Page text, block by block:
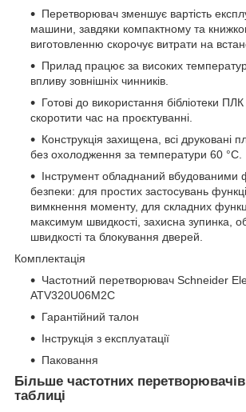
Перетворювач зменшує вартість
машини, завдяки компактному та
виготовленню скорочує витрати на
Прилад працює за високих
впливу зовнішніх чинників.
Готові до використання бібліотеки
скоротити час на проєктуванні.
Конструкція захищена, всі друковані
без охолодження за температури 60 °C.
Інструмент обладнаний вбудованими
безпеки: для простих застосувань
вимкнення моменту, для складних
максимум швидкості, захисна зупинка,
швидкості та блокування дверей.
Комплектація
Частотний перетворювач Schneider
ATV320U06M2C
Гарантійний талон
Інструкція з експлуатації
Паковання
Більше частотних
таблиці